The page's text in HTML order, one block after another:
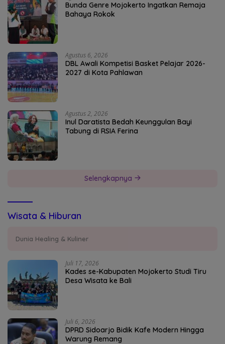
Bunda Genre Mojokerto Ingatkan Remaja
Bahaya Rokok
Agustus 6, 2026
DBL Awali Kompetisi Basket Pelajar 2026-
2027 di Kota Pahlawan
Agustus 2, 2026
Inul Daratista Bedah Keunggulan Bayi
Tabung di RSIA Ferina
Selengkapnya
Wisata & Hiburan
Dunia Healing & Kuliner
Juli 17, 2026
Kades se-Kabupaten Mojokerto Studi Tiru
Desa Wisata ke Bali
Juli 6, 2026
DPRD Sidoarjo Bidik Kafe Modern Hingga
Warung Remang